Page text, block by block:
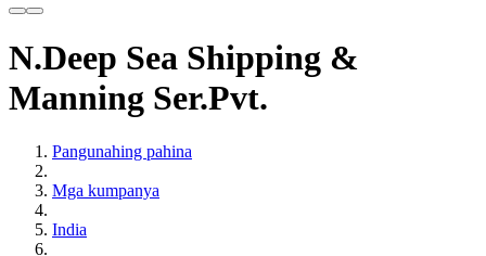
N.Deep Sea Shipping &
Manning Ser.Pvt.
Pangunahing pahina
Mga kumpanya
India